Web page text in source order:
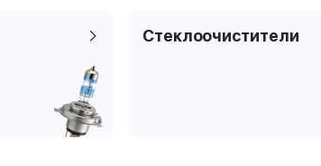
Стеклоочистители